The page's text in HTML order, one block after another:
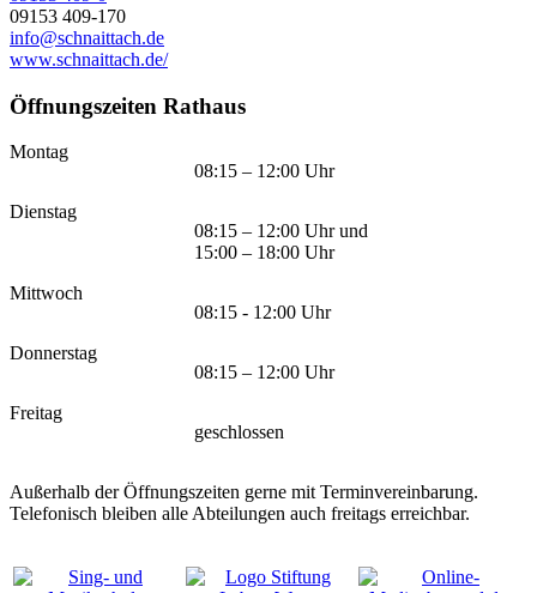
09153 409-170
info@schnaittach.de
www.schnaittach.de/
Öffnungszeiten Rathaus
Montag
08:15 – 12:00 Uhr
Dienstag
08:15 – 12:00 Uhr und
15:00 – 18:00 Uhr
Mittwoch
08:15 - 12:00 Uhr
Donnerstag
08:15 – 12:00 Uhr
Freitag
geschlossen
Außerhalb der Öffnungszeiten gerne mit Terminvereinbarung.
Telefonisch bleiben alle Abteilungen auch freitags erreichbar.